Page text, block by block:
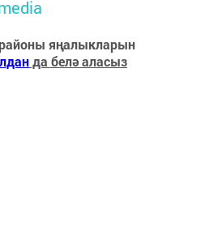
яңалыкларын
да белә аласыз